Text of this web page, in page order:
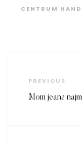
CENTRUM
wpisu
Previous
Post
PREVIOUS
Mom jeans